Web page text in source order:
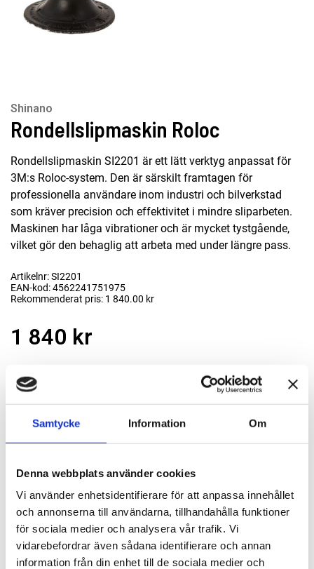
Samtycke Information Om
Denna webbplats använder cookies
Vi använder enhetsidentifierare för att anpassa innehållet
och annonserna till användarna, tillhandahålla funktioner
för sociala medier och analysera vår trafik. Vi
vidarebefordrar även sådana identifierare och annan
information från din enhet till de sociala medier och
Shinano
Rondellslipmaskin Roloc
Rondellslipmaskin SI2201 är ett lätt verktyg anpassat för
3M:s Roloc-system. Den är särskilt framtagen för
professionella användare inom industri och bilverkstad
som kräver precision och effektivitet i mindre sliparbeten.
Maskinen har låga vibrationer och är mycket tystgående,
vilket gör den behaglig att arbeta med under längre pass.
Artikelnr: SI2201
EAN-kod: 4562241751975
Rekommenderat pris: 1 840.00 kr
1 840 kr
Lägg i varukorgen
Passande tillbehör
Roloc rondellhållare, 25 mm
50025
261 kr